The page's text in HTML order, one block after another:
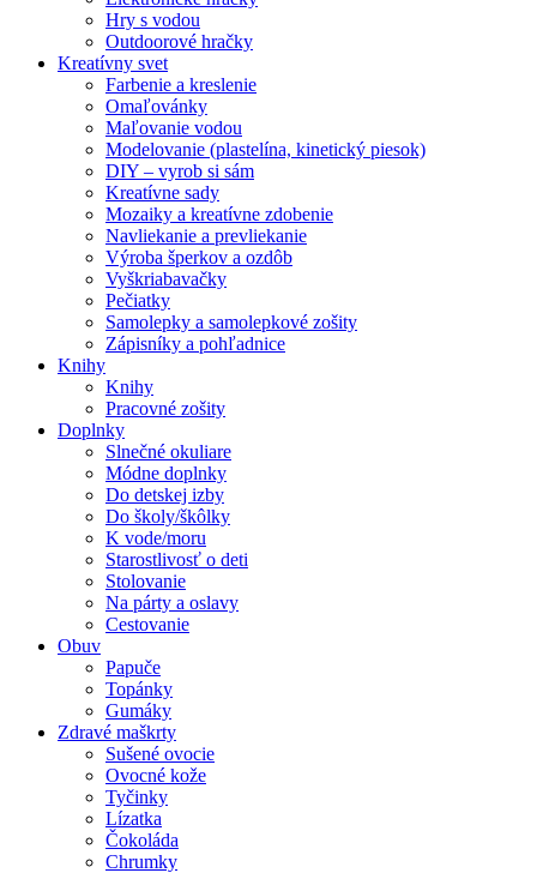
Hry s vodou
Outdoorové hračky
Kreatívny svet
Farbenie a kreslenie
Omaľovánky
Maľovanie vodou
Modelovanie (plastelína, kinetický piesok)
DIY – vyrob si sám
Kreatívne sady
Mozaiky a kreatívne zdobenie
Navliekanie a prevliekanie
Výroba šperkov a ozdôb
Vyškriabavačky
Pečiatky
Samolepky a samolepkové zošity
Zápisníky a pohľadnice
Knihy
Knihy
Pracovné zošity
Doplnky
Slnečné okuliare
Módne doplnky
Do detskej izby
Do školy/škôlky
K vode/moru
Starostlivosť o deti
Stolovanie
Na párty a oslavy
Cestovanie
Obuv
Papuče
Topánky
Gumáky
Zdravé maškrty
Sušené ovocie
Ovocné kože
Tyčinky
Lízatka
Čokoláda
Chrumky